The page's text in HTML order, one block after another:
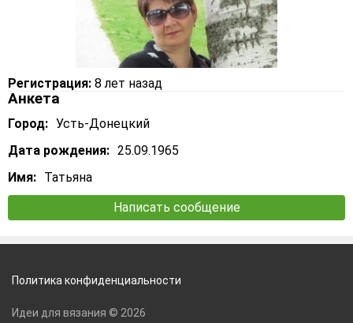
Регистрация: 8 лет назад
Анкета
Город: Усть-Донецкий
Дата рождения: 25.09.1965
Имя: Татьяна
Написать сообщение
Политика конфиденциальности
Идеи для вязания © 2026